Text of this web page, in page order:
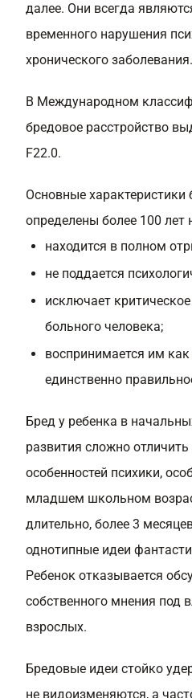
далее. Они всегда
временного нарушения
хронического заболевания.
В Международном
бредовое расстройство
F22.0.
Основные характеристики
определены более 100 лет
находится в полном
не поддается
исключает
больного человека;
воспринимается им как
единственно
Бред у ребенка в
развития сложно
особенностей психики,
младшем школьном
длительно, более 3
однотипные идеи
Ребенок отказывается
собственного мнения под
взрослых.
Бредовые идеи стойко
не видоизменяются, а